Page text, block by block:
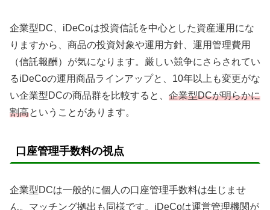
企業型DC、iDeCoは投資信託を中心とした資産運用にな
りますから、商品の投資対象や運用方針、運用管理費用
（信託報酬）が気になります。厳しい競争にさらされてい
るiDeCoの運用商品ラインアップと、10年以上も変更がな
い企業型DCの商品群を比較すると、 企業型DCが明らかに
割高ということがあります。
口座管理手数料の視点
企業型DCは一般的に個人の口座管理手数料は生じませ
ん。マッチング拠出も同様です。iDeCoは運営管理機関が